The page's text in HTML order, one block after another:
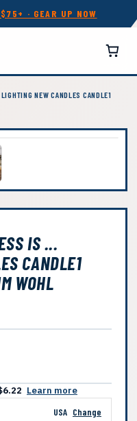
· GEAR UP NOW
NEW CANDLES CANDLE1
IS ...
CANDLE1
WOHL
Learn more
USA Change